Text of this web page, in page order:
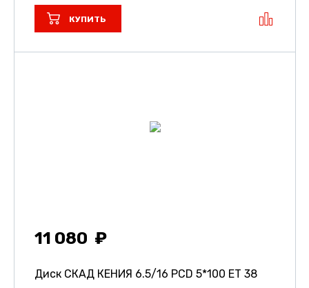
КУПИТЬ
11 080
Диск СКАД КЕНИЯ 6.5/16 PCD 5*100 ET 38